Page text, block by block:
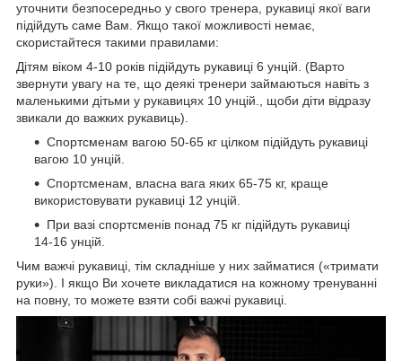
уточнити безпосередньо у свого тренера, рукавиці якої ваги
підійдуть саме Вам. Якщо такої можливості немає,
скористайтеся такими правилами:
Дітям віком 4-10 років підійдуть рукавиці 6 унцій. (Варто
звернути увагу на те, що деякі тренери займаються навіть з
маленькими дітьми у рукавицях 10 унцій., щоби діти відразу
звикали до важких рукавиць).
Спортсменам вагою 50-65 кг цілком підійдуть рукавиці
вагою 10 унцій.
Спортсменам, власна вага яких 65-75 кг, краще
використовувати рукавиці 12 унцій.
При вазі спортсменів понад 75 кг підійдуть рукавиці
14-16 унцій.
Чим важчі рукавиці, тім складніше у них займатися («тримати
руки»). І якщо Ви хочете викладатися на кожному тренуванні
на повну, то можете взяти собі важчі рукавиці.